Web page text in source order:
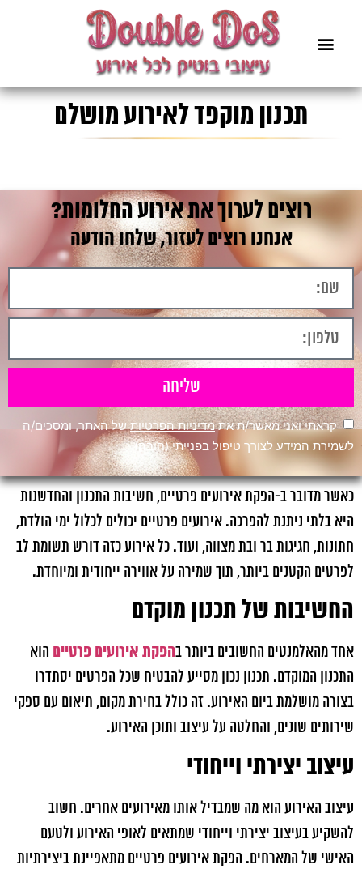
תכנון מוקפד לאירוע מושלם
רוצים לערוך את אירוע החלומות?
אנחנו רוצים לעזור, שלחו הודעה
שליחה
קראתי ואני מאשר/ת אתמדיניות הפרטיותשל האתר, ומסכים/ה
לשמירת המידע לצורך טיפול בפנייתי (חובה)
כאשר מדובר ב-הפקת אירועים פרטיים, חשיבות התכנון והחדשנות
היא בלתי ניתנת להפרכה. אירועים פרטיים יכולים לכלול ימי הולדת,
חתונות, חגיגות בר ובת מצווה, ועוד. כל אירוע כזה דורש תשומת לב
לפרטים הקטנים ביותר, תוך שמירה על אווירה ייחודית ומיוחדת.
החשיבות של תכנון מוקדם
אחד מהאלמנטים החשובים ביותר בהפקת אירועים פרטיים הוא
התכנון המוקדם. תכנון נכון מסייע להבטיח שכל הפרטים יסתדרו
בצורה מושלמת ביום האירוע. זה כולל בחירת מקום, תיאום עם ספקי
שירותים שונים, והחלטה על עיצוב ותוכן האירוע.
עיצוב יצירתי וייחודי
עיצוב האירוע הוא מה שמבדיל אותו מאירועים אחרים. חשוב
להשקיע בעיצוב יצירתי וייחודי שמתאים לאופי האירוע ולטעם
האישי של המארחים. הפקת אירועים פרטיים מתאפיינת ביצירתיות